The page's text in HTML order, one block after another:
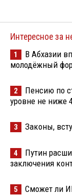
Интересное за
1
В Абхазии
молодёжный
2
Пенсию по
уровне не ниже
3 Законы,
4
Путин
заключения
5 Сможет ли